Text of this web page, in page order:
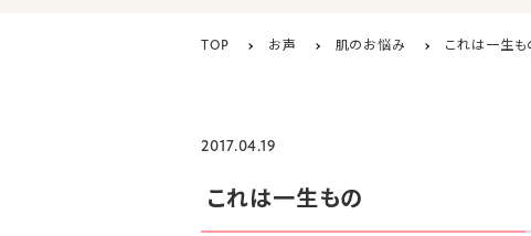
TOP お声 肌のお悩み これは一生も
2017.04.19
これは一生もの